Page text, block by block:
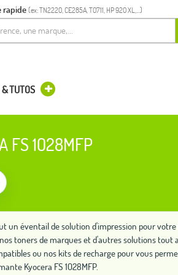
rapide (ex: TN2220, CE285A, T0711, HP 920 XL,...)
& TUTOS
FS 1028MFP
un éventail de solution d'impression pour votre
toners de marques et d'autres solutions
ou nos kits de recharge pour vous
Kyocera FS 1028MFP.